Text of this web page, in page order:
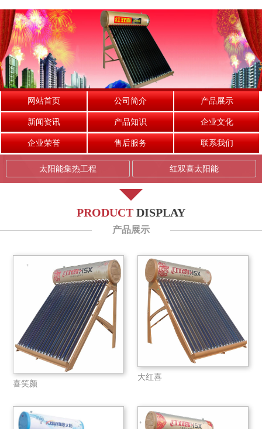
网站首页 公司简介 产品展示
新闻资讯 产品知识 企业文化
企业荣誉 售后服务 联系我们
太阳能集热工程 红双喜太阳能
PRODUCT DISPLAY
产品展示
喜笑颜
大红喜